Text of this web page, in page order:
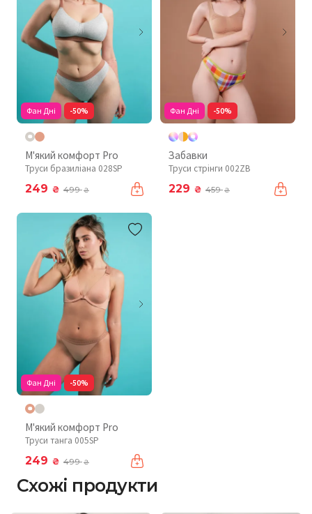
Фан Дні -50%
М'який комфорт Pro
Труси бразиліана 028SP
249 ₴ 499₴
Фан Дні -50%
Забавки
Труси стрінги 002ZB
229 ₴ 459₴
Фан Дні -50%
М'який комфорт Pro
Труси танга 005SP
249 ₴ 499₴
Схожі продукти